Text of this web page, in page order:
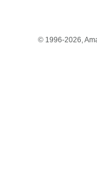
© 1996-2026,